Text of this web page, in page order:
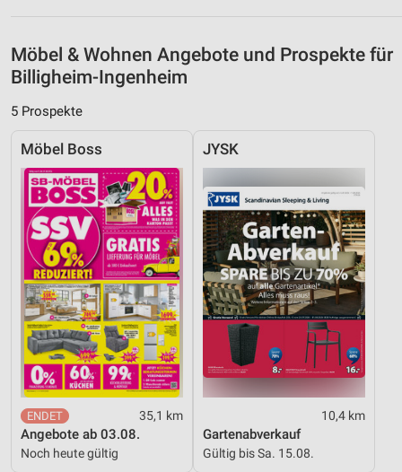
Möbel & Wohnen Angebote und Prospekte für
Billigheim-Ingenheim
5 Prospekte
Möbel Boss
35,1 km
Angebote ab 03.08.
Noch heute gültig
JYSK
10,4 km
Gartenabverkauf
Gültig bis Sa. 15.08.
Verwendung reduzierter Daten zur Auswahl von
Inhalten
IAB-Besonderheiten:
Verwendung genauer Standortdaten
Geräte anhand von aktiv angeforderten
Informationen identifizieren
Nicht-IAB-Verarbeitungszwecke:
Notwendig
Performance
Funktional
Werbung